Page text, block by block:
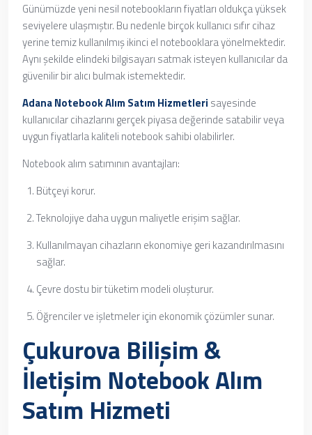
Günümüzde yeni nesil notebookların fiyatları oldukça yüksek
seviyelere ulaşmıştır. Bu nedenle birçok kullanıcı sıfır cihaz
yerine temiz kullanılmış ikinci el notebooklara yönelmektedir.
Aynı şekilde elindeki bilgisayarı satmak isteyen kullanıcılar da
güvenilir bir alıcı bulmak istemektedir.
Adana Notebook Alım Satım Hizmetleri sayesinde
kullanıcılar cihazlarını gerçek piyasa değerinde satabilir veya
uygun fiyatlarla kaliteli notebook sahibi olabilirler.
Notebook alım satımının avantajları:
Bütçeyi korur.
Teknolojiye daha uygun maliyetle erişim sağlar.
Kullanılmayan cihazların ekonomiye geri kazandırılmasını
sağlar.
Çevre dostu bir tüketim modeli oluşturur.
Öğrenciler ve işletmeler için ekonomik çözümler sunar.
Çukurova Bilişim &
İletişim Notebook Alım
Satım Hizmeti